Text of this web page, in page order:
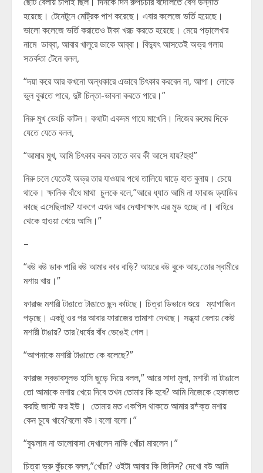
হয়েছে। টেনেটুনে মেট্রিক পাশ করেছে। এবার কলেজে ভর্তি হয়েছে।
ভালো কলেজে ভর্তি করাতেও টাকা খরচ করতে হয়েছে। মেয়ে পড়ালেখার
নামে ডাব্বা, আবার খালুরে ডাকে আব্বা। বিদ্যুৎ আসতেই অভ্র গলায়
সতর্কতা টেনে বলল,
“দয়া করে আর কখনো অন্ধকারে এভাবে চিৎকার করবেন না, আপা। লোকে
ভুল বুঝতে পারে, দুষ্ট চিন্তা-ভাবনা করতে পারে।”
নিরু মুখ ভেংচি কাটল। কথাটা একদম গায়ে মাখেনি। নিজের রুমের দিকে
যেতে যেতে বলল,
“আমার মুখ, আমি চিৎকার করব তাতে কার কী আসে যায়?হুহ!”
নিরু চলে যেতেই অভ্র তার যাওয়ার পথে তালিয়ে ঘাড়ে হাত বুলায়। চেয়ে
থাকে। ক্ষানিক বাঁধে মাথা চুলকে বলে,”আরে ধ্যাত আমি না ফারাজ ড্যাডির
কাছে এসেছিলাম? যাকগে এখন আর দেখাসাক্ষাৎ এর মুড হচ্ছে না। বাহিরে
থেকে হাওয়া খেয়ে আসি।”
–
“বউ বউ ডাক পারি বউ আমার কার বাড়ি? আয়রে বউ বুকে আয়,তোর স্বামীরে
মশায় খায়।”
ফারাজ মশারী টাঙাতে টাঙাতে ছন্দ কাটছে। চিত্রা ডিভানে শুয়ে ম্যাগাজিন
পড়ছে। একটু ওর পর আবার ফারাজের তামাশা দেখছে। সন্ধ্যা বেলায় কেউ
মশারী টাঙায়? তার ধৈর্যের বাঁধ ভেঙেই গেল।
“আপনাকে মশারী টাঙাতে কে বলেছে?”
ফারাজ স্বভাবসুলভ হাসি ছুড়ে দিয়ে বলল,” আরে সাদা মুলা, মশারী না টাঙালে
তো আমাকে মশায় খেয়ে দিবে তখন তোমার কি হবে? আমি নিজেকে হেফাজত
করছি জাস্ট ফর ইউ। তোমার মত একপিস থাকতে আমার র*ক্ত মশায়
কেন চুষে খাবে?বলো বউ।বলো বলো।”
“বুঝলাম না ভালোবাসা দেখালেন নাকি খোঁচা মারলেন।”
চিত্রা ভ্রু কুঁচকে বলল,”খোঁচা? ওইটা আবার কি জিনিস? দেখো বউ আমি